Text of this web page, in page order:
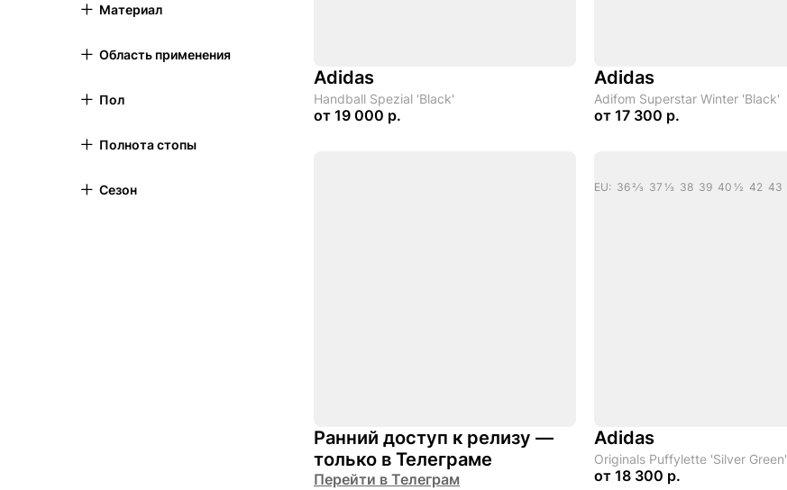
Материал
Область применения
Пол
Полнота стопы
Сезон
Adidas
Handball Spezial 'Black'
от 19 000 р.
Adidas
Adifom Superstar Winter 'Black'
от 17 300 р.
Ранний доступ к релизу —
только в Телеграме
Перейти в Телеграм
Adidas
Originals Puffylette 'Silver Green'
от 18 300 р.